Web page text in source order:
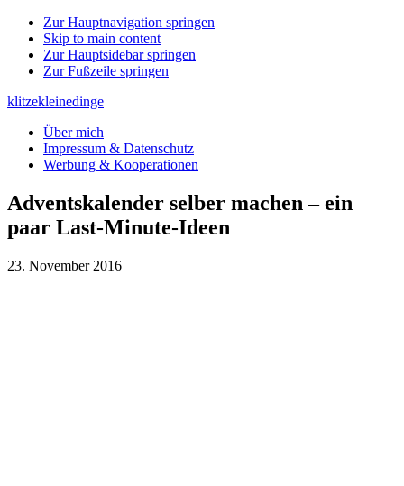
Zur Hauptnavigation springen
Skip to main content
Zur Hauptsidebar springen
Zur Fußzeile springen
klitzekleinedinge
Über mich
Impressum & Datenschutz
Werbung & Kooperationen
Adventskalender selber machen – ein
paar Last-Minute-Ideen
23. November 2016